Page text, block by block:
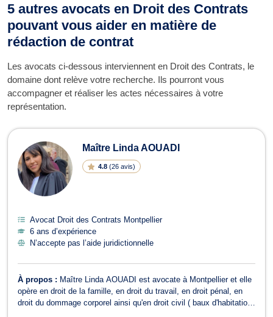
5 autres avocats en Droit des Contrats
pouvant vous aider en matière de
rédaction de contrat
Les avocats ci-dessous interviennent en Droit des Contrats, le
domaine dont relève votre recherche. Ils pourront vous
accompagner et réaliser les actes nécessaires à votre
représentation.
Maître Linda AOUADI
4.8 (26 avis)
Avocat Droit des Contrats Montpellier
6 ans d’expérience
N’accepte pas l’aide juridictionnelle
À propos : Maître Linda AOUADI est avocate à Montpellier et elle
opère en droit de la famille, en droit du travail, en droit pénal, en
droit du dommage corporel ainsi qu'en droit civil ( baux d'habitation,